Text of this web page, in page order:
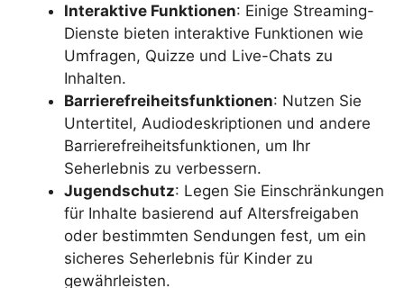
Interaktive Funktionen: Einige Streaming-
Dienste bieten interaktive Funktionen wie
Umfragen, Quizze und Live-Chats zu
Inhalten.
Barrierefreiheitsfunktionen: Nutzen Sie
Untertitel, Audiodeskriptionen und andere
Barrierefreiheitsfunktionen, um Ihr
Seherlebnis zu verbessern.
Jugendschutz: Legen Sie Einschränkungen
für Inhalte basierend auf Altersfreigaben
oder bestimmten Sendungen fest, um ein
sicheres Seherlebnis für Kinder zu
gewährleisten.